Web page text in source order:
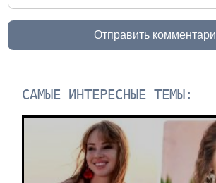
Отправить
САМЫЕ ИНТЕРЕСНЫЕ ТЕМЫ: